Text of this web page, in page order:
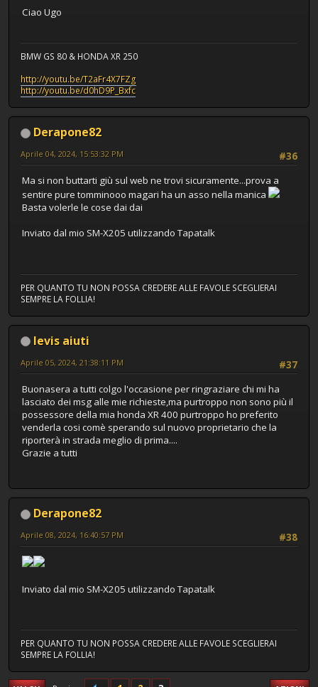
Ciao Ugo
BMW GS 80 & HONDA XR 250
http://youtu.be/T2aFr4X7FZg
http://youtu.be/d0hD9P_Bxfc
Derapone82
#36
Aprile 04, 2024, 15:53:32 PM
Ma si non buttarti giù sul web ne trovi sicuramente...prova a
sentire pure tomminooo magari ha un asso nella manica
Basta volerle le cose dai dai
Inviato dal mio SM-X205 utilizzando Tapatalk
PER QUANTO TU NON POSSA CREDERE ALLE FAVOLE SCEGLIERAI
SEMPRE LA FOLLIA!
levis aiuti
#37
Aprile 05, 2024, 21:38:11 PM
Buonasera a tutti colgo l'occasione per ringraziare chi mi ha
lasciato dei msg alle mie richieste,ma purtroppo non sono più il
possessore della mia honda XR 400 purtroppo ho preferito
venderla cosi comè sperando sul nuovo proprietario che la
riporterà in strada meglio di prima....
Grazie a tutti
Derapone82
#38
Aprile 08, 2024, 16:40:57 PM
Inviato dal mio SM-X205 utilizzando Tapatalk
PER QUANTO TU NON POSSA CREDERE ALLE FAVOLE SCEGLIERAI
SEMPRE LA FOLLIA!